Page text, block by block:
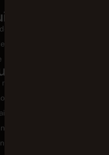
nous
partenariats
technique